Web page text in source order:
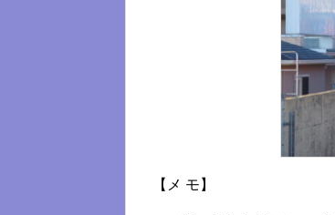
【メ モ】